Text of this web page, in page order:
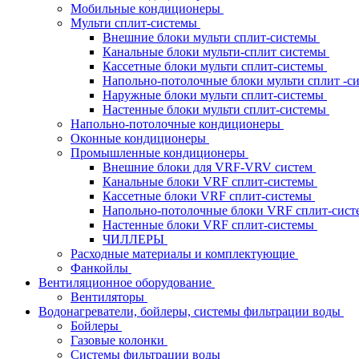
Мобильные кондиционеры
Мульти сплит-системы
Внешние блоки мульти сплит-системы
Канальные блоки мульти-сплит системы
Кассетные блоки мульти сплит-системы
Напольно-потолочные блоки мульти сплит -
Наружные блоки мульти сплит-системы
Настенные блоки мульти сплит-системы
Напольно-потолочные кондиционеры
Оконные кондиционеры
Промышленные кондиционеры
Внешние блоки для VRF-VRV систем
Канальные блоки VRF сплит-системы
Кассетные блоки VRF сплит-системы
Напольно-потолочные блоки VRF сплит-
Настенные блоки VRF сплит-системы
ЧИЛЛЕРЫ
Расходные материалы и комплектующие
Фанкойлы
Вентиляционное оборудование
Вентиляторы
Водонагреватели, бойлеры, системы фильтрации воды
Бойлеры
Газовые колонки
Системы фильтрации воды